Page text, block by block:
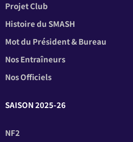
Projet Club
Histoire du SMASH
Mot du Président & Bureau
Nos Entraîneurs
Nos Officiels
SAISON 2025-26
NF2